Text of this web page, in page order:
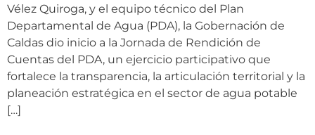
Vélez Quiroga, y el equipo técnico del Plan
Departamental de Agua (PDA), la Gobernación de
Caldas dio inicio a la Jornada de Rendición de
Cuentas del PDA, un ejercicio participativo que
fortalece la transparencia, la articulación territorial y la
planeación estratégica en el sector de agua potable
[…]